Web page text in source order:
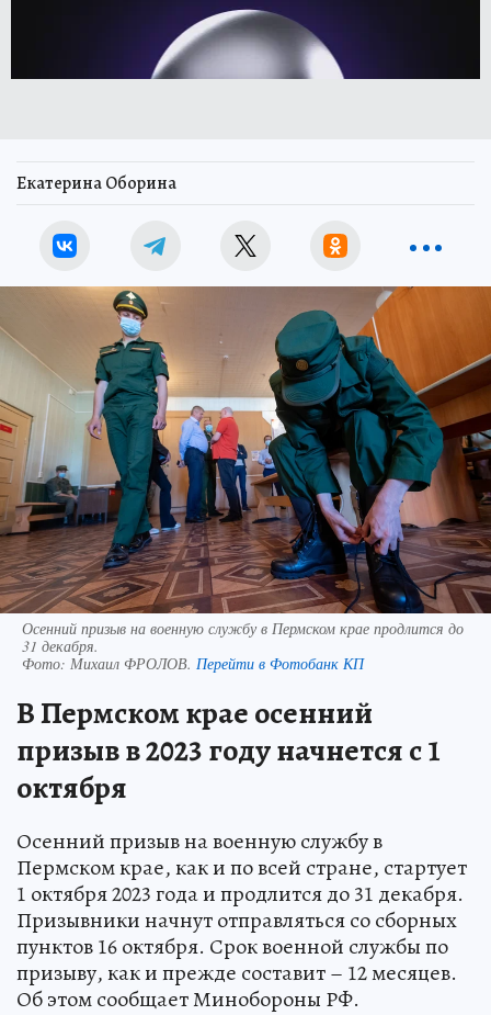
Екатерина Оборина
Осенний призыв на военную службу в Пермском крае продлится до
31 декабря.
Фото: Михаил ФРОЛОВ. Перейти в Фотобанк КП
В Пермском крае осенний
призыв в 2023 году начнется с 1
октября
Осенний призыв на военную службу в
Пермском крае, как и по всей стране, стартует
1 октября 2023 года и продлится до 31 декабря.
Призывники начнут отправляться со сборных
пунктов 16 октября. Срок военной службы по
призыву, как и прежде составит – 12 месяцев.
Об этом сообщает Минобороны РФ.